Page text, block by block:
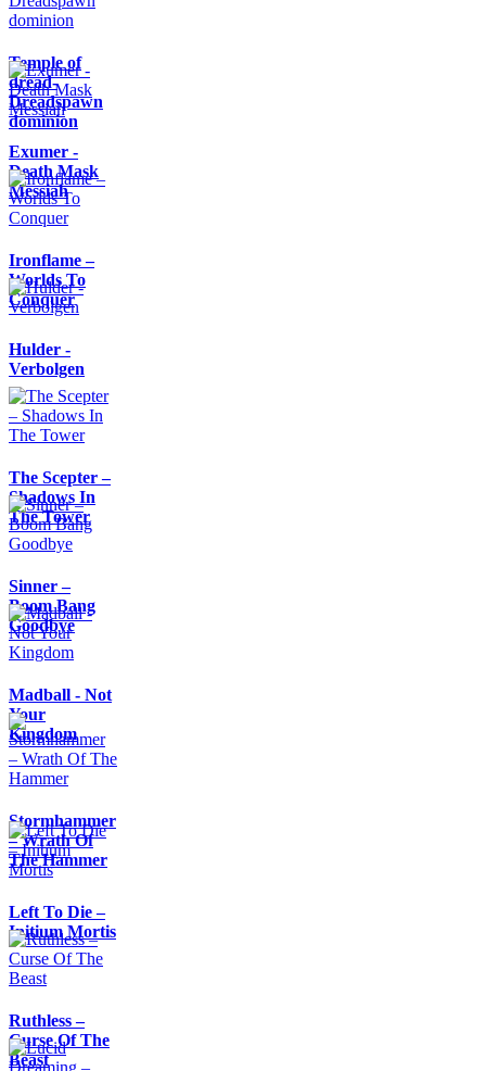
Temple of
dread-
Dreadspawn
dominion
Exumer -
Death Mask
Messiah
Ironflame –
Worlds To
Conquer
Hulder -
Verbolgen
The Scepter –
Shadows In
The Tower
Sinner –
Boom Bang
Goodbye
Madball - Not
Your
Kingdom
Stormhammer
– Wrath Of
The Hammer
Left To Die –
Initium Mortis
Ruthless –
Curse Of The
Beast